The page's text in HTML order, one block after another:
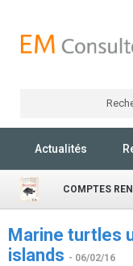
Actualités
COMPTES
Marine turtles
islands - 06/02/16